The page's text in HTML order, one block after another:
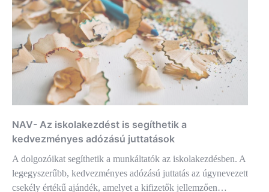
NAV- Az iskolakezdést is segíthetik a
kedvezményes adózású juttatások
A dolgozóikat segíthetik a munkáltatók az iskolakezdésben. A
legegyszerűbb, kedvezményes adózású juttatás az úgynevezett
csekély értékű ajándék, amelyet a kifizetők jellemzően…